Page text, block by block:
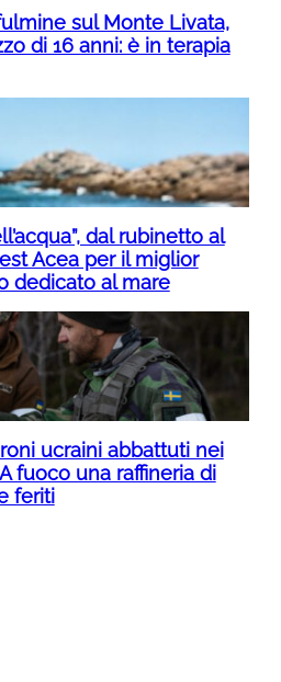
sul Monte Livata,
di 16 anni: è in terapia
dal rubinetto al
Acea per il miglior
dedicato al mare
ucraini abbattuti nei
fuoco una raffineria di
feriti